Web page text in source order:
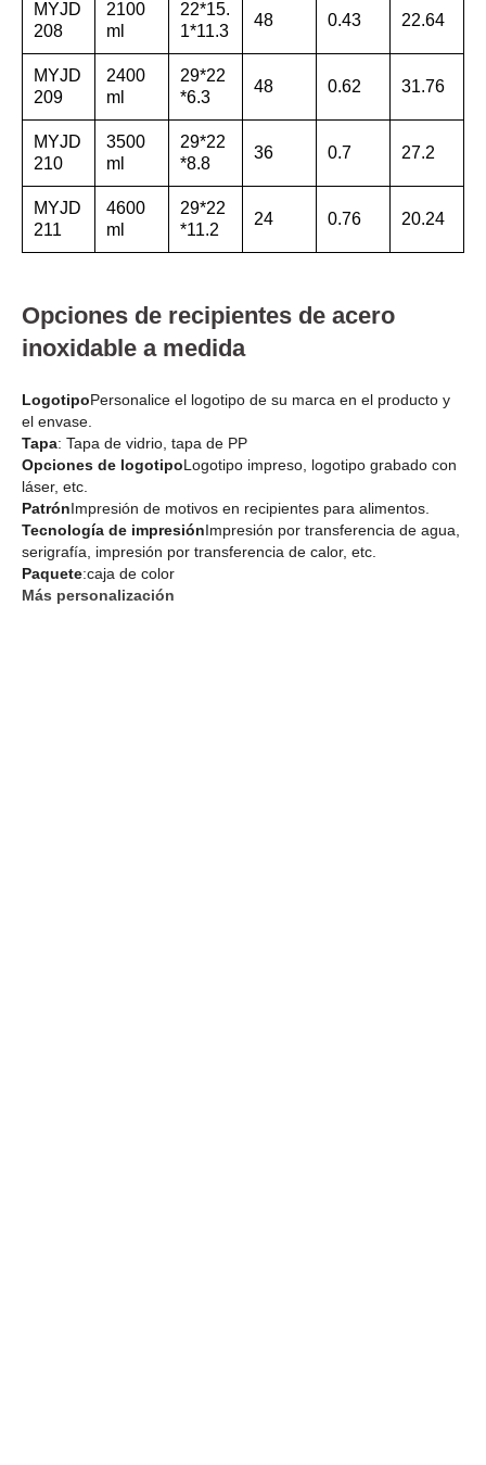
MYJD
208
2100
ml
22*15.
1*11.3
48 0.43 22.64
MYJD
209
2400
ml
29*22
*6.3
48 0.62 31.76
MYJD
210
3500
ml
29*22
*8.8
36 0.7 27.2
MYJD
211
4600
ml
29*22
*11.2
24 0.76 20.24
Opciones de recipientes de acero
inoxidable a medida
LogotipoPersonalice el logotipo de su marca en el producto y
el envase.
Tapa: Tapa de vidrio, tapa de PP
Opciones de logotipoLogotipo impreso, logotipo grabado con
láser, etc.
PatrónImpresión de motivos en recipientes para alimentos.
Tecnología de impresiónImpresión por transferencia de agua,
serigrafía, impresión por transferencia de calor, etc.
Paquete:caja de color
Más personalización